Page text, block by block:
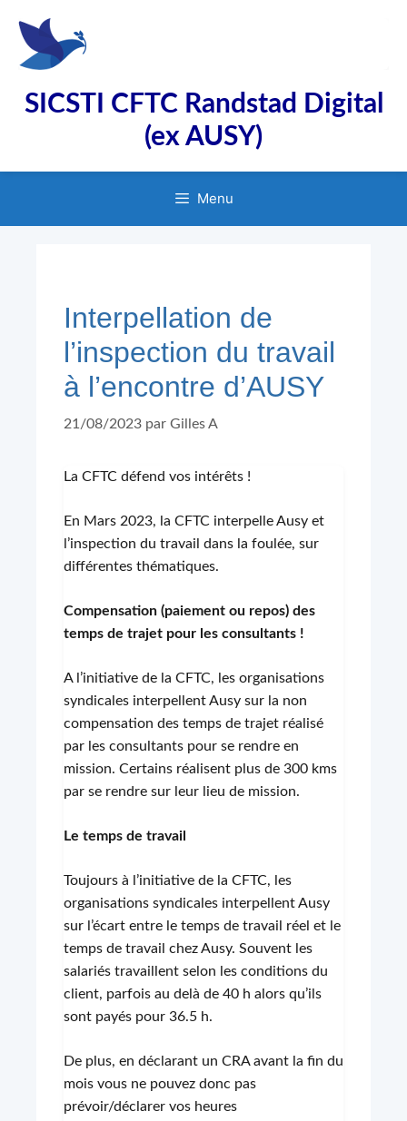
contenu
SICSTI CFTC Randstad Digital
(ex AUSY)
Menu
Interpellation de
l’inspection du travail
à l’encontre d’AUSY
21/08/2023 par Gilles A
La CFTC défend vos intérêts !
En Mars 2023, la CFTC interpelle Ausy et
l’inspection du travail dans la foulée, sur
différentes thématiques.
Compensation (paiement ou repos) des
temps de trajet pour les consultants !
A l’initiative de la CFTC, les organisations
syndicales interpellent Ausy sur la non
compensation des temps de trajet réalisé
par les consultants pour se rendre en
mission. Certains réalisent plus de 300 kms
par se rendre sur leur lieu de mission.
Le temps de travail
Toujours à l’initiative de la CFTC, les
organisations syndicales interpellent Ausy
sur l’écart entre le temps de travail réel et le
temps de travail chez Ausy. Souvent les
salariés travaillent selon les conditions du
client, parfois au delà de 40 h alors qu’ils
sont payés pour 36.5 h.
De plus, en déclarant un CRA avant la fin du
mois vous ne pouvez donc pas
prévoir/déclarer vos heures